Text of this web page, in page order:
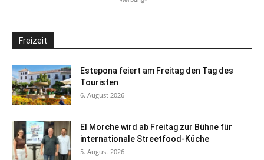
Freizeit
Estepona feiert am Freitag den Tag des
Touristen
6. August 2026
El Morche wird ab Freitag zur Bühne für
internationale Streetfood-Küche
5. August 2026